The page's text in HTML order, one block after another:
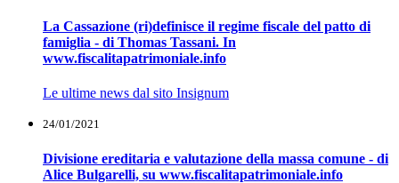
La Cassazione (ri)definisce il regime fiscale del patto di
famiglia - di Thomas Tassani. In
www.fiscalitapatrimoniale.info
Le ultime news dal sito Insignum
24/01/2021
Divisione ereditaria e valutazione della massa comune - di
Alice Bulgarelli, su www.fiscalitapatrimoniale.info